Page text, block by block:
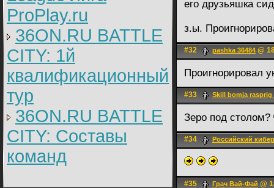
ProPlay.ru
36ON.RU BATTLE
CITY: 1й
квалификационный
тур
36ON.RU BATTLE
CITY: Составы
команд
его друзьяшка
з.ы.
#32 pashka 36484 @
Проигнорировал
#33 Skill bomja rasprig
Зеро под столом?
#34 Российский
#35 Грач Вай-Фай @